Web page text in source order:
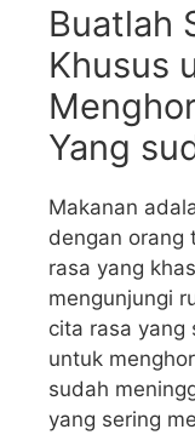
Buatlah
Khusus
Yang
Makanan
dengan orang
rasa yang
mengunjungi
cita rasa yang
untuk
sudah
yang sering